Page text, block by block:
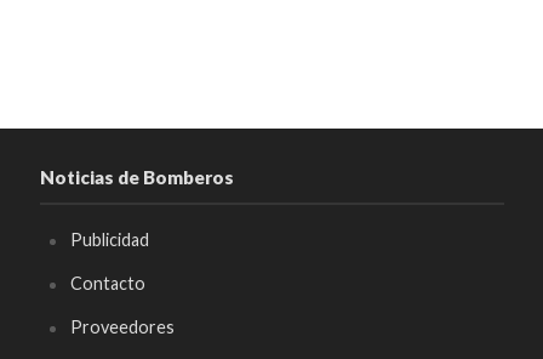
Noticias de Bomberos
Publicidad
Contacto
Proveedores